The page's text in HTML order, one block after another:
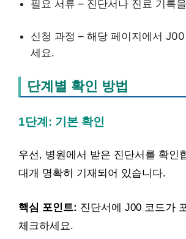
필요 서류 – 진단서나 진료 기록
신청 과정 – 해당 페이지에서
세요.
단계별 확인 방법
1단계: 기본 확인
우선, 병원에서 받은 진단서를 확인
대개 명확히 기재되어 있습니다.
핵심 포인트: 진단서에 J00 코드가
체크하세요.